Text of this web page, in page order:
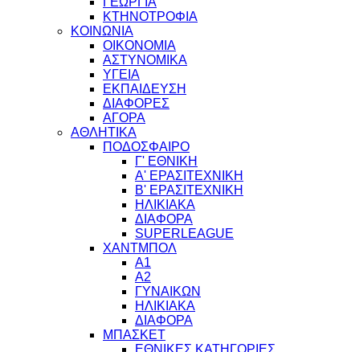
ΚΤΗΝΟΤΡΟΦΙΑ
ΚΟΙΝΩΝΙΑ
ΟΙΚΟΝΟΜΙΑ
ΑΣΤΥΝΟΜΙΚΑ
ΥΓΕΙΑ
ΕΚΠΑΙΔΕΥΣΗ
ΔΙΑΦΟΡΕΣ
ΑΓΟΡΑ
ΑΘΛΗΤΙΚΑ
ΠΟΔΟΣΦΑΙΡΟ
Γ' ΕΘΝΙΚΗ
Α' ΕΡΑΣΙΤΕΧΝΙΚΗ
Β' ΕΡΑΣΙΤΕΧΝΙΚΗ
ΗΛΙΚΙΑΚΑ
ΔΙΑΦΟΡΑ
SUPERLEAGUE
ΧΑΝΤΜΠΟΛ
Α1
Α2
ΓΥΝΑΙΚΩΝ
ΗΛΙΚΙΑΚΑ
ΔΙΑΦΟΡΑ
ΜΠΑΣΚΕΤ
ΕΘΝΙΚΕΣ ΚΑΤΗΓΟΡΙΕΣ